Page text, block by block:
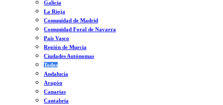
Galicia
La Rioja
Comunidad de Madrid
Comunidad Foral de Navarra
País Vasco
Región de Murcia
Ciudades Autónomas
Todos
Andalucía
Aragón
Canarias
Cantabria